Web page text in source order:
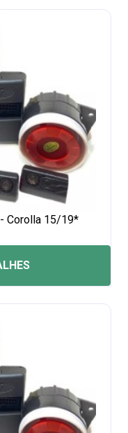
Corolla 15/19*